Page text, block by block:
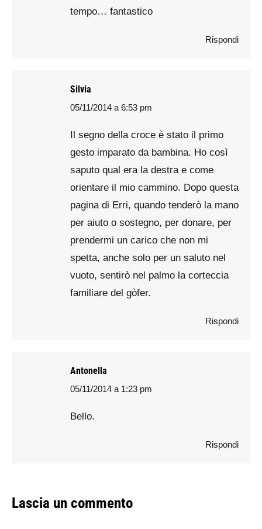
tempo… fantastico
Rispondi
Silvia
says:
05/11/2014 a 6:53 pm
Il segno della croce è stato il primo
gesto imparato da bambina. Ho così
saputo qual era la destra e come
orientare il mio cammino. Dopo questa
pagina di Erri, quando tenderò la mano
per aiuto o sostegno, per donare, per
prendermi un carico che non mi
spetta, anche solo per un saluto nel
vuoto, sentirò nel palmo la corteccia
familiare del gòfer.
Rispondi
Antonella
says:
05/11/2014 a 1:23 pm
Bello.
Rispondi
Lascia un commento